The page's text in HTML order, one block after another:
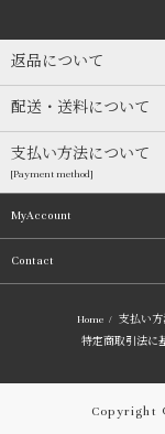
返品について
配送・送料について
支払い方法について
[Payment method]
MyAccount
Contact
Home / 支払い方
特定商取引法に
Copyright